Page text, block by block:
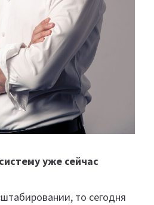
уже сейчас
то сегодня